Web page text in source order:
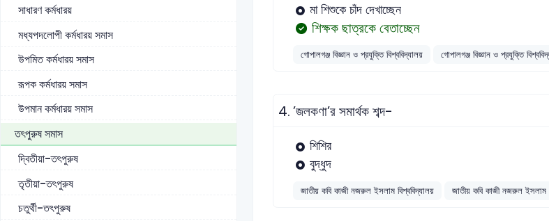
সাধারণ কর্মধারয়
মধ্যপদলোপী কর্মধারয় সমাস
উপমিত কর্মধারয় সমাস
রূপক কর্মধারয় সমাস
উপমান কর্মধারয় সমাস
তৎপুরুষ সমাস
দ্বিতীয়া-তৎপুরুষ
তৃতীয়া-তৎপুরুষ
চতুর্থী-তৎপুরুষ
মা শিশুকে চাঁদ দেখাচ্ছেন
শিক্ষক ছাত্রকে বেতাচ্ছেন
গোপালগঞ্জ বিজ্ঞান ও প্রযুক্তি বিশ্ববিদ্যালয় গোপালগঞ্জ বিজ্ঞান ও প্রযুক্তি
4.’জলকণা’র সমার্থক শব্দ-
শিশির
বুদ্ধুদ
জাতীয় কবি কাজী নজরুল ইসলাম বিশ্ববিদ্যালয় জাতীয় কবি কাজী নজরুল ইসলাম